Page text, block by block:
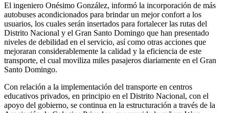
El ingeniero Onésimo González, informó la incorporación de más
autobuses acondicionados para brindar un mejor confort a los
usuarios, los cuales serán insertados para fortalecer las rutas del
Distrito Nacional y el Gran Santo Domingo que han presentado
niveles de debilidad en el servicio, así como otras acciones que
mejoraran considerablemente la calidad y la eficiencia de este
transporte, el cual moviliza miles pasajeros diariamente en el Gran
Santo Domingo.
Con relación a la implementación del transporte en centros
educativos privados, en principio en el Distrito Nacional, con el
apoyo del gobierno, se continua en la estructuración a través de la